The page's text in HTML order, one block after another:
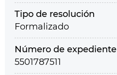
Tipo de resolución
Formalizado
Número de expediente
5501787511